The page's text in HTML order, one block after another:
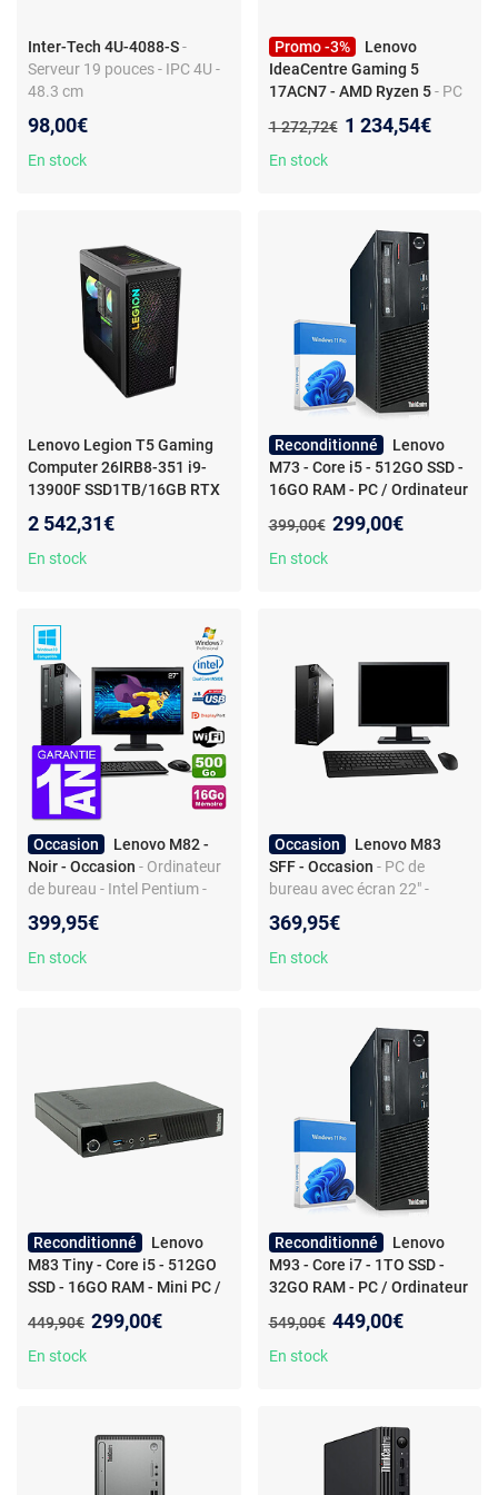
Inter-Tech 4U-4088-S-
Serveur 19 pouces - IPC 4U -
48.3 cm
98,00€
En stock
Promo -3%
Lenovo
IdeaCentre Gaming 5
17ACN7 - AMD Ryzen 5 - PC
- 512Go SSD - Windows 10
Ancien prix :
1 272,72€ Nouveau prix :
1 234,54€
En stock
Lenovo Legion T5 Gaming
Computer 26IRB8-351 i9-
13900F SSD1TB/16GB RTX
2 542,31€
En stock
Reconditionné
Lenovo
M73 - Core i5 - 512GO SSD -
16GO RAM - PC / Ordinateur
Ancien prix :
399,00€ Nouveau prix :
299,00€
En stock
Occasion
Lenovo M82 -
Noir - Occasion - Ordinateur
de bureau - Intel Pentium -
Windows 8 Pro
399,95€
En stock
Occasion
Lenovo M83
SFF - Occasion - PC de
bureau avec écran 22" -
500Go - Windows 10 - WiFi
369,95€
En stock
Reconditionné
Lenovo
M83 Tiny - Core i5 - 512GO
SSD - 16GO RAM - Mini PC /
Reconditionné
Ancien prix :
449,90€ Nouveau prix :
299,00€
En stock
Reconditionné
Lenovo
M93 - Core i7 - 1TO SSD -
32GO RAM - PC / Ordinateur
Ancien prix :
549,00€ Nouveau prix :
449,00€
En stock